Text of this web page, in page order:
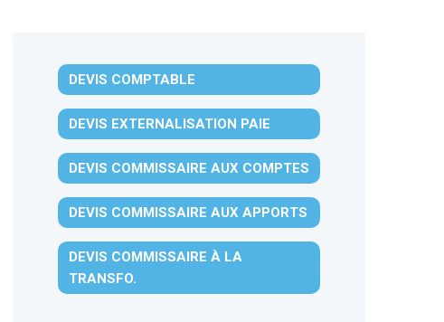
DEVIS COMPTABLE
DEVIS EXTERNALISATION PAIE
DEVIS COMMISSAIRE AUX COMPTES
DEVIS COMMISSAIRE AUX APPORTS
DEVIS COMMISSAIRE À LA
TRANSFO.